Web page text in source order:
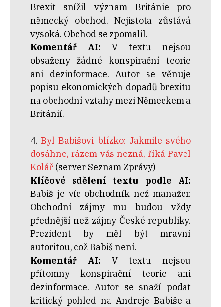
Brexit snížil význam Británie pro
německý obchod. Nejistota zůstává
vysoká. Obchod se zpomalil.
Komentář AI: V textu nejsou
obsaženy žádné konspirační teorie
ani dezinformace. Autor se věnuje
popisu ekonomických dopadů brexitu
na obchodní vztahy mezi Německem a
Británií.
4.Byl Babišovi blízko: Jakmile svého
dosáhne, rázem vás nezná, říká Pavel
Kolář(server Seznam Zprávy)
Klíčové sdělení textu podle AI:
Babiš je víc obchodník než manažer.
Obchodní zájmy mu budou vždy
přednější než zájmy České republiky.
Prezident by měl být mravní
autoritou, což Babiš není.
Komentář AI: V textu nejsou
přítomny konspirační teorie ani
dezinformace. Autor se snaží podat
kritický pohled na Andreje Babiše a